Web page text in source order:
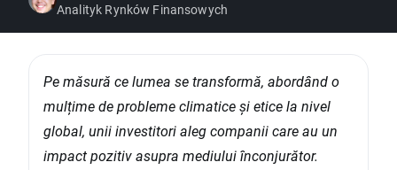
Analityk Rynków Finansowych
Pe măsură ce lumea se transformă, abordând o
mulțime de probleme climatice și etice la nivel
global, unii investitori aleg companii care au un
impact pozitiv asupra mediului înconjurător.